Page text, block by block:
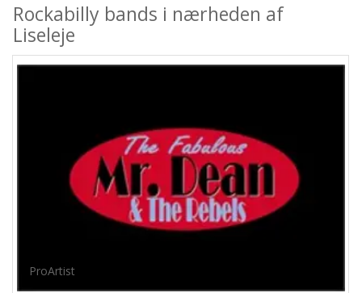
Rockabilly bands i nærheden af
Liseleje
ProArtist